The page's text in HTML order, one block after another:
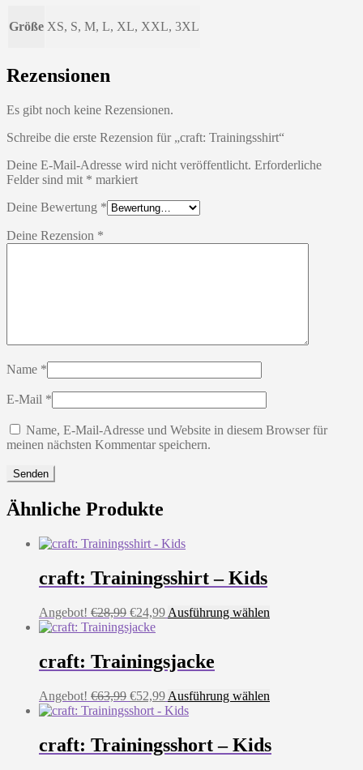
Größe XS, S, M, L, XL, XXL, 3XL
Rezensionen
Es gibt noch keine Rezensionen.
Schreibe die erste Rezension für „craft: Trainingsshirt“
Deine E-Mail-Adresse wird nicht veröffentlicht. Erforderliche
Felder sind mit * markiert
Deine Bewertung *
Deine Rezension *
Name *
E-Mail *
Name, E-Mail-Adresse und Website in diesem Browser für
meinen nächsten Kommentar speichern.
Ähnliche Produkte
craft: Trainingsshirt – Kids
Angebot! €28,99 Ursprünglicher
Preis
€28,99
€24,99Aktueller
€24,99.
Ausführung wählen
Die
auf
der
craft: Trainingsjacke
Angebot! €63,99 Ursprünglicher
Preis
€63,99
€52,99Aktueller
Preis
€52,99.
Ausführung wählen
Varianten
craft: Trainingsshort – Kids